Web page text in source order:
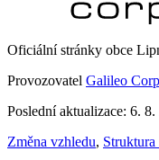
Oficiální stránky obce
Provozovatel Galileo
Poslední aktualizace: 6. 8.
Změna vzhledu, Struktura